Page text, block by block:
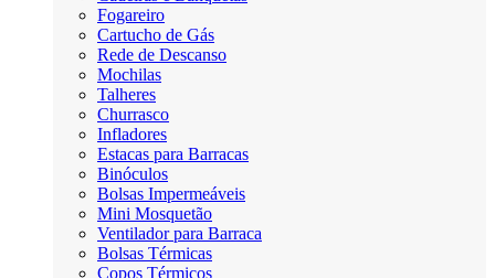
Fogareiro
Cartucho de Gás
Rede de Descanso
Mochilas
Talheres
Churrasco
Infladores
Estacas para Barracas
Binóculos
Bolsas Impermeáveis
Mini Mosquetão
Ventilador para Barraca
Bolsas Térmicas
Copos Térmicos